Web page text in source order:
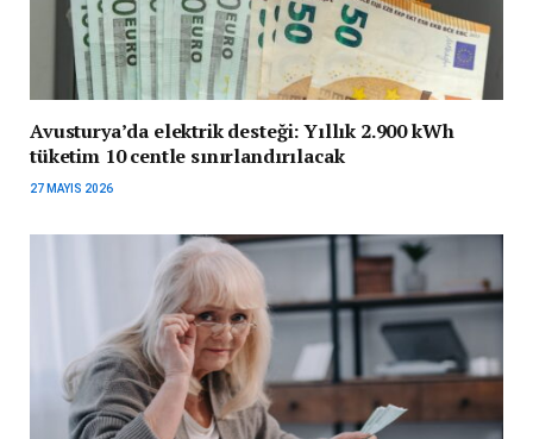
Avusturya’da elektrik desteği: Yıllık 2.900 kWh
tüketim 10 centle sınırlandırılacak
27 MAYIS 2026